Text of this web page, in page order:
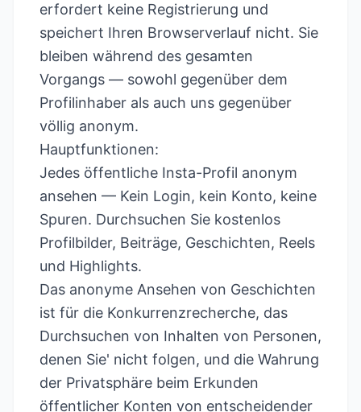
erfordert keine Registrierung und
speichert Ihren Browserverlauf nicht. Sie
bleiben während des gesamten
Vorgangs — sowohl gegenüber dem
Profilinhaber als auch uns gegenüber
völlig anonym.
Hauptfunktionen:
Jedes öffentliche Insta-Profil anonym
ansehen — Kein Login, kein Konto, keine
Spuren. Durchsuchen Sie kostenlos
Profilbilder, Beiträge, Geschichten, Reels
und Highlights.
Das anonyme Ansehen von Geschichten
ist für die Konkurrenzrecherche, das
Durchsuchen von Inhalten von Personen,
denen Sie' nicht folgen, und die Wahrung
der Privatsphäre beim Erkunden
öffentlicher Konten von entscheidender